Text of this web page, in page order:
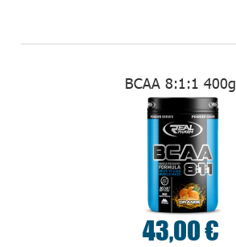
BCAA 8:1:1 400g
43,00 €